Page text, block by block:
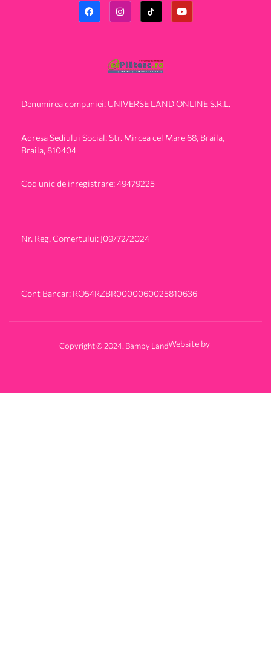
Denumirea companiei: UNIVERSE LAND ONLINE S.R.L.
Adresa Sediului Social: Str. Mircea cel Mare 68, Braila,
Braila, 810404
Cod unic de inregistrare: 49479225
Nr. Reg. Comertului: J09/72/2024
Cont Bancar: RO54RZBR0000060025810636
Copyright © 2024. Bamby LandWebsite by